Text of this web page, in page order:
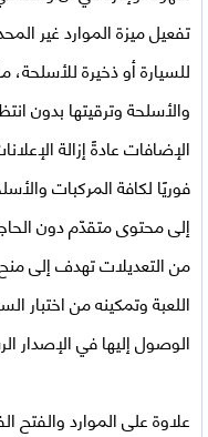
تفعيل ميزة الموارد غير
للسيارة أو ذخيرة
والأسلحة وترقيتها بدون
الإضافات عادةً إزالة
فوريًا لكافة المركبات
إلى محتوى متقدّم دون
من التعديلات تهدف إلى
اللعبة وتمكينه من اختبار
الوصول إليها في الإصدار